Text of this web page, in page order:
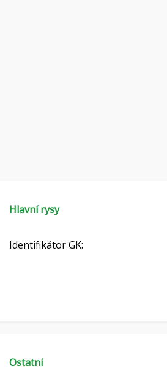
Hlavní rysy
Identifikátor GK:
Ostatní